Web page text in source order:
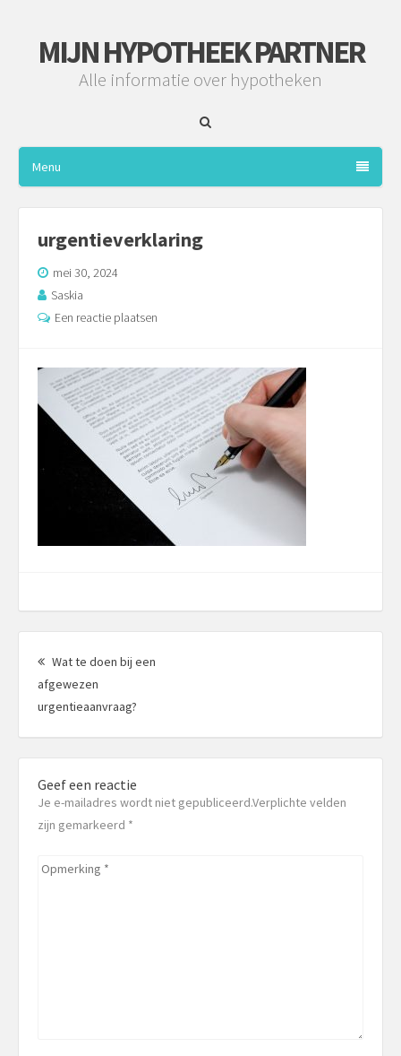
MIJN HYPOTHEEK PARTNER
Alle informatie over hypotheken
Menu
urgentieverklaring
mei 30, 2024
Saskia
Een reactie plaatsen
Berichtnavigatie
Wat te doen bij een
afgewezen
urgentieaanvraag?
Geef een reactie
Je e-mailadres wordt niet gepubliceerd.Verplichte velden
zijn gemarkeerd *
Opmerking